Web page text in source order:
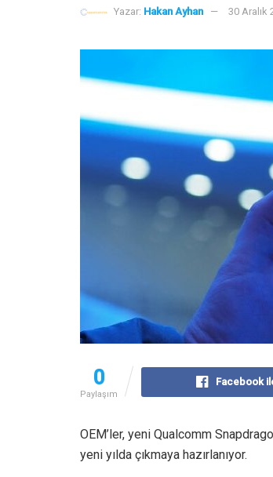
Yazar: Hakan Ayhan 30 Aralık
0
Paylaşım
Facebook
OEM’ler, yeni Qualcomm
yeni yılda çıkmaya hazırlanıyor.